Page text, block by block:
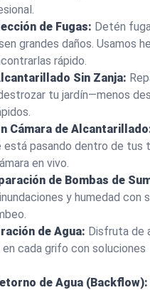
de Fugas: Detén
grandes daños. Usamos
rápido.
Sin Zanja:
tu jardín—menos
Cámara de
pasando dentro de tus
en vivo.
de Bombas de
y humedad con
de Agua: Disfruta de
en cada grifo con soluciones
de Agua (Backflow):